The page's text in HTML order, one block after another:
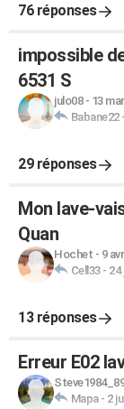
76 réponses
impossible
6531 S
julo08- 13
Babane22-
29 réponses
Mon lave-
Quan
Hochet - 9
Cell33- 24
13 réponses
Erreur E02
Mapa- 2